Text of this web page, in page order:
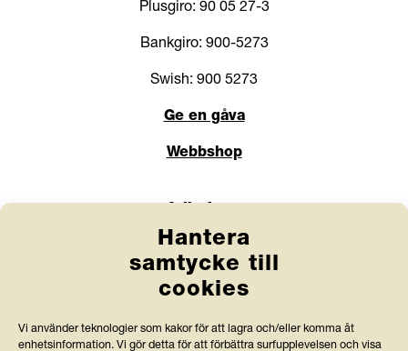
Hantera
samtycke till
cookies
Vi använder teknologier som kakor för att lagra och/eller komma åt
enhetsinformation. Vi gör detta för att förbättra surfupplevelsen och visa
Plusgiro: 90 05 27-3
Bankgiro: 900-5273
Swish: 900 5273
Ge en gåva
Webbshop
Anlita Friends
Jobba hos oss
Prenumerera på nyhetsbrev